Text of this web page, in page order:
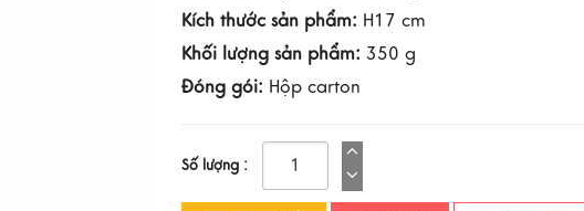
Kích thước sản phẩm: H17 cm
Khối lượng sản phẩm: 350 g
Đóng gói: Hộp carton
Số lượng :